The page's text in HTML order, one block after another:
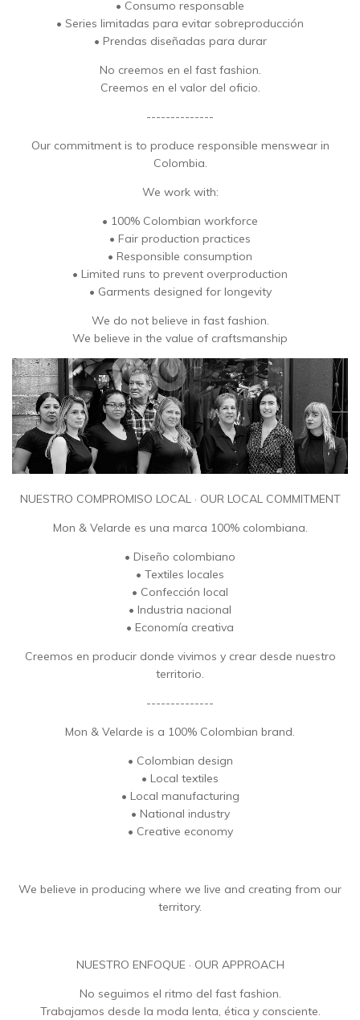
• Consumo responsable
• Series limitadas para evitar sobreproducción
• Prendas diseñadas para durar
No creemos en el fast fashion.
Creemos en el valor del oficio.
--------------
Our commitment is to produce responsible menswear in
Colombia.
We work with:
• 100% Colombian workforce
• Fair production practices
• Responsible consumption
• Limited runs to prevent overproduction
• Garments designed for longevity
We do not believe in fast fashion.
We believe in the value of craftsmanship
NUESTRO COMPROMISO LOCAL · OUR LOCAL COMMITMENT
Mon & Velarde es una marca 100% colombiana.
• Diseño colombiano
• Textiles locales
• Confección local
• Industria nacional
• Economía creativa
Creemos en producir donde vivimos y crear desde nuestro
territorio.
--------------
Mon & Velarde is a 100% Colombian brand.
• Colombian design
• Local textiles
• Local manufacturing
• National industry
• Creative economy
We believe in producing where we live and creating from our
territory.
NUESTRO ENFOQUE · OUR APPROACH
No seguimos el ritmo del fast fashion.
Trabajamos desde la moda lenta, ética y consciente.